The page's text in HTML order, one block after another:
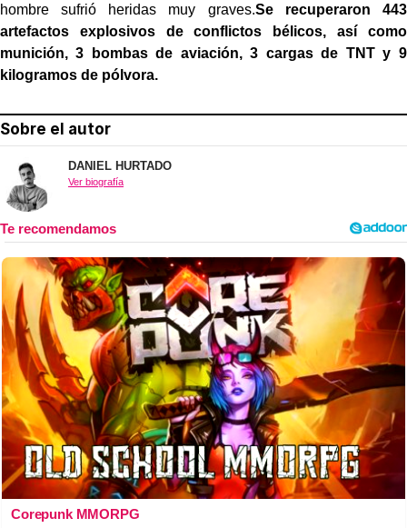
hombre sufrió heridas muy graves.Se recuperaron 443
artefactos explosivos de conflictos bélicos, así como
munición, 3 bombas de aviación, 3 cargas de TNT y 9
kilogramos de pólvora.
Sobre el autor
DANIEL HURTADO
Ver biografía
Corepunk MMORPG